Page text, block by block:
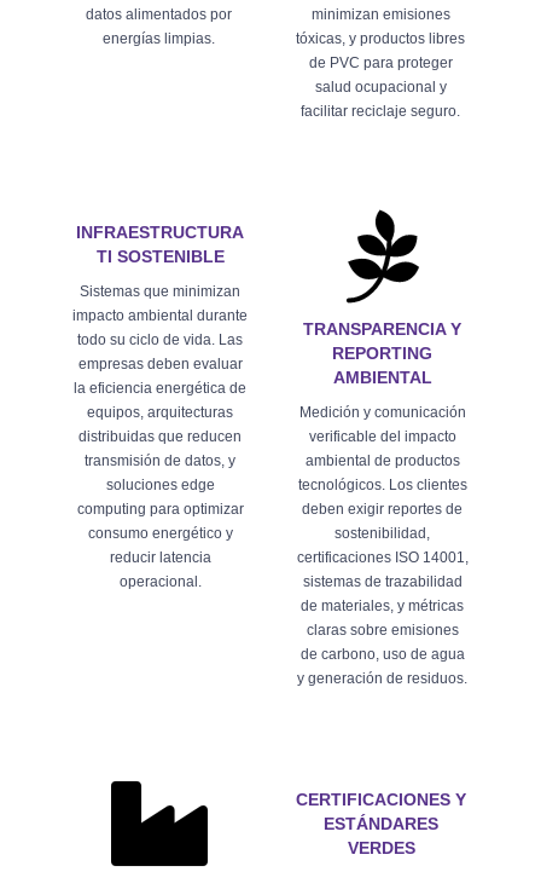
datos alimentados por
energías limpias.
minimizan emisiones
tóxicas, y productos libres
de PVC para proteger
salud ocupacional y
facilitar reciclaje seguro.
INFRAESTRUCTURA
TI SOSTENIBLE
Sistemas que minimizan
impacto ambiental durante
todo su ciclo de vida. Las
empresas deben evaluar
la eficiencia energética de
equipos, arquitecturas
distribuidas que reducen
transmisión de datos, y
soluciones edge
computing para optimizar
consumo energético y
reducir latencia
operacional.
TRANSPARENCIA Y
REPORTING
AMBIENTAL
Medición y comunicación
verificable del impacto
ambiental de productos
tecnológicos. Los clientes
deben exigir reportes de
sostenibilidad,
certificaciones ISO 14001,
sistemas de trazabilidad
de materiales, y métricas
claras sobre emisiones
de carbono, uso de agua
y generación de residuos.
CERTIFICACIONES Y
ESTÁNDARES
VERDES